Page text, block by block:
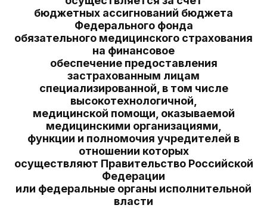
бюджетных ассигнований бюджета
Федерального фонда
обязательного медицинского страхования
на финансовое
обеспечение предоставления
застрахованным лицам
специализированной, в том числе
высокотехнологичной,
медицинской помощи, оказываемой
медицинскими организациями,
функции и полномочия учредителей в
отношении которых
осуществляют Правительство Российской
Федерации
или федеральные органы исполнительной
власти